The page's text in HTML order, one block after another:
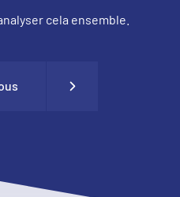
cela ensemble.